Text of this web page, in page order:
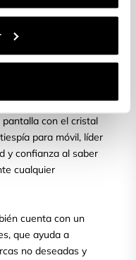
seca de nuevo y
con el cristal
para móvil, líder
y confianza al saber
cualquier
cuenta con un
que ayuda a
no deseadas y